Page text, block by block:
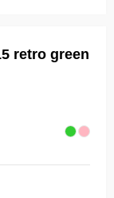
retro green